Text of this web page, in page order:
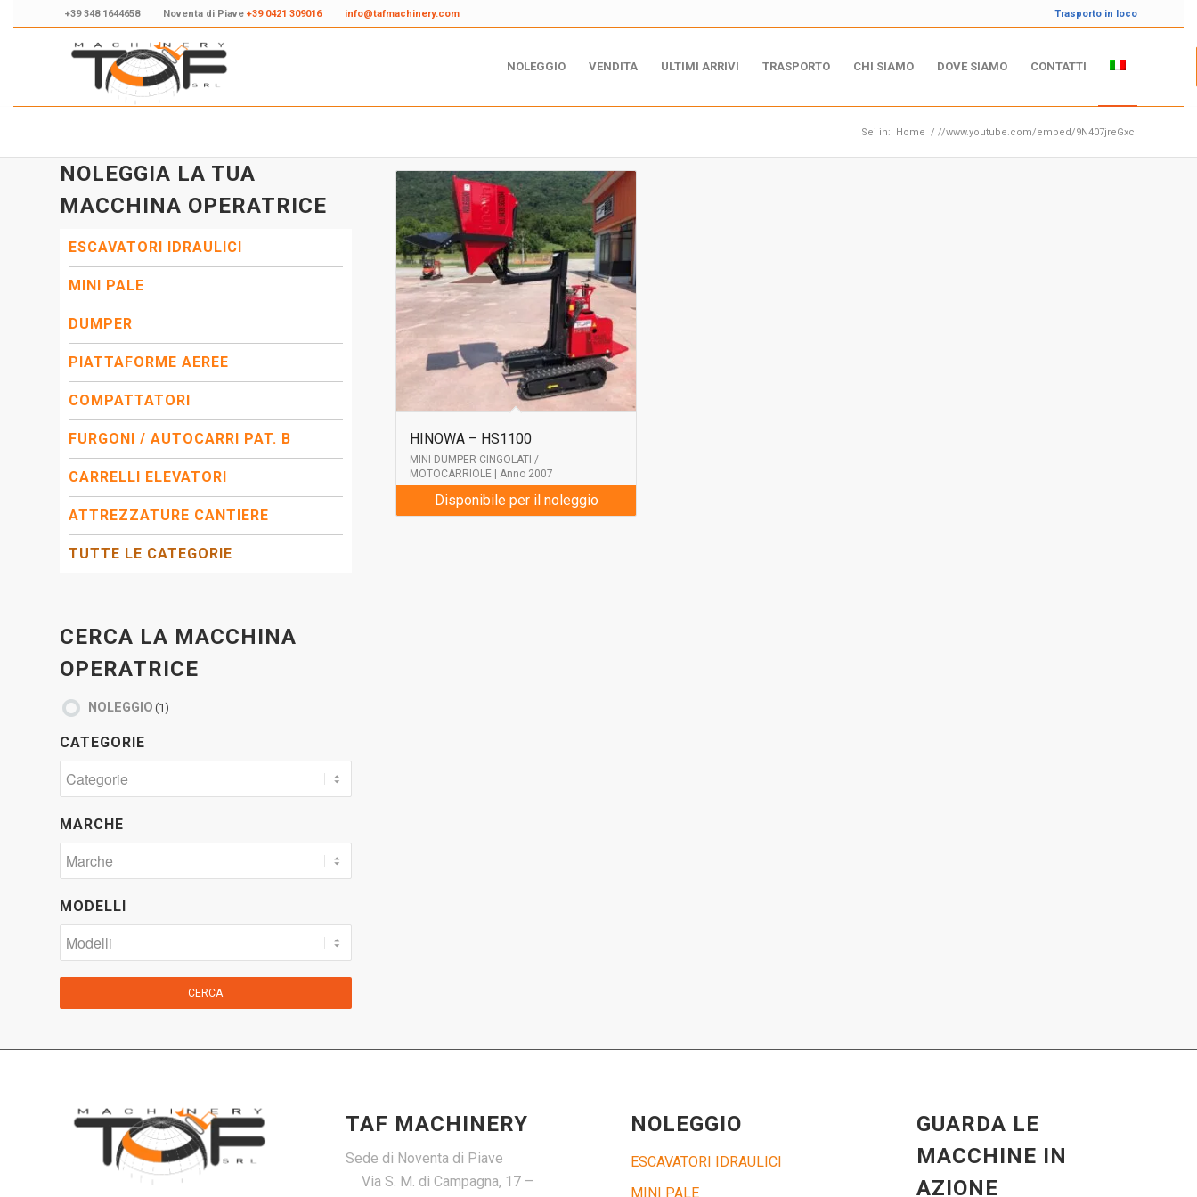
+39 348 1644658 Noventa di Piave +39 0421 309016 info@tafmachinery.com Trasporto in loco
NOLEGGIO VENDITA ULTIMI ARRIVI TRASPORTO CHI SIAMO DOVE SIAMO CONTATTI
Sei in: Home / //www.youtube.com/embed/9N407jreGxc
HINOWA – HS1100
MINI DUMPER CINGOLATI /
MOTOCARRIOLE | Anno 2007
Disponibile per il noleggio
NOLEGGIA LA TUA
MACCHINA OPERATRICE
ESCAVATORI IDRAULICI
MINI PALE
DUMPER
PIATTAFORME AEREE
COMPATTATORI
FURGONI / AUTOCARRI PAT. B
CARRELLI ELEVATORI
ATTREZZATURE CANTIERE
TUTTE LE CATEGORIE
CERCA LA MACCHINA
OPERATRICE
NOLEGGIO (1)
CATEGORIE
MARCHE
MODELLI
CERCA
TAF MACHINERY
Sede di Noventa di Piave
Via S. M. di Campagna, 17 –
NOLEGGIO
ESCAVATORI IDRAULICI
MINI PALE
GUARDA LE
MACCHINE IN
AZIONE